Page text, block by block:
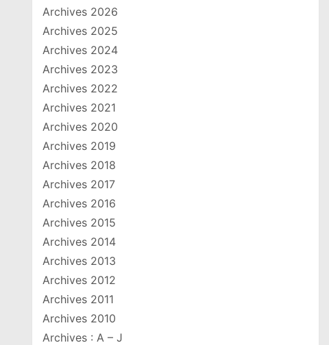
Archives 2026
Archives 2025
Archives 2024
Archives 2023
Archives 2022
Archives 2021
Archives 2020
Archives 2019
Archives 2018
Archives 2017
Archives 2016
Archives 2015
Archives 2014
Archives 2013
Archives 2012
Archives 2011
Archives 2010
Archives : A – J